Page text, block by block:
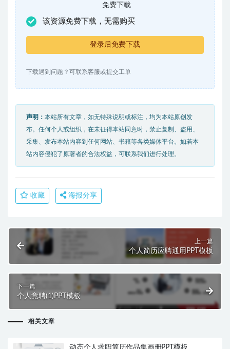
免费下载
该资源免费下载，无需购买
登录后免费下载
下载遇到问题？可联系客服或提交工单
声明： 本站所有文章，如无特殊说明或标注，均为本站原创发
布。任何个人或组织，在未征得本站同意时，禁止复制、盗用、
采集、发布本站内容到任何网站、书籍等各类媒体平台。如若本
站内容侵犯了原著者的合法权益，可联系我们进行处理。
收藏 海报分享
上一篇
个人简历应聘通用PPT模板
下一篇
个人竞聘(1)PPT模板
相关文章
动态个人求职简历作品集画册PPT模板